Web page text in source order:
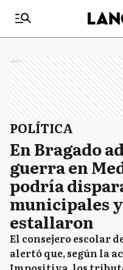
Ads
POLÍTICA
En Bragado
guerra en
podría
municipales
estallaron
El consejero escolar
alertó que, según la